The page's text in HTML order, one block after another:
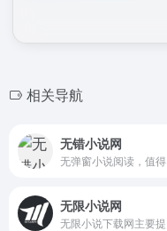
相关导航
无错小说网
无限小说网